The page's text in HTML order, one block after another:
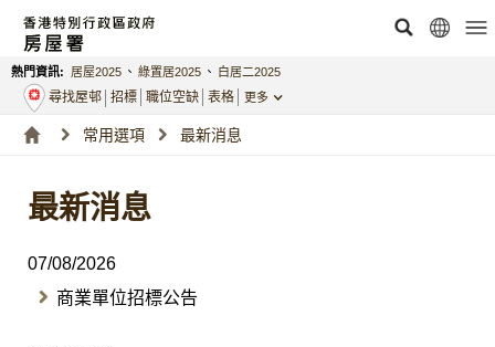
熱門資訊: 居屋2025 、 綠置居2025 、 白居二2025
尋找屋邨 招標 職位空缺 表格 更多
常用選項 最新消息
最新消息
07/08/2026
商業單位招標公告